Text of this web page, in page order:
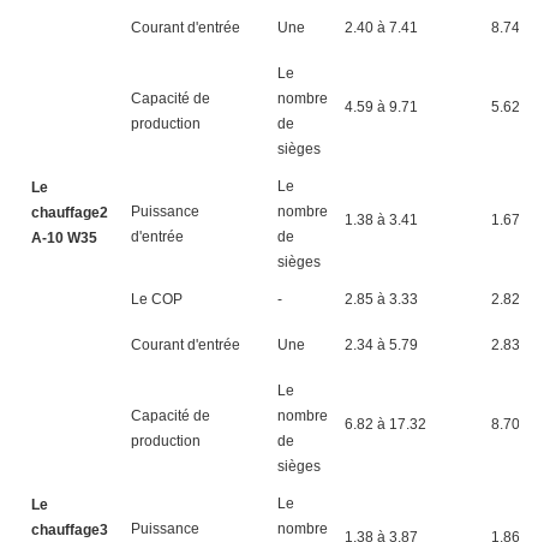
Courant d'entrée Une 2.40 à 7.41 8.74 à
Le
chauffage2
A-10 W35
Capacité de
production
Le
nombre
de
sièges
4.59 à 9.71 5.62 à
Puissance
d'entrée
Le
nombre
de
sièges
1.38 à 3.41 1.67 à
Le COP - 2.85 à 3.33 2.82 à
Courant d'entrée Une 2.34 à 5.79 2.83 à
Le
chauffage3
Capacité de
production
Le
nombre
de
sièges
6.82 à 17.32 8.70 à
Puissance
Le
nombre
1.38 à 3.87 1.86 à